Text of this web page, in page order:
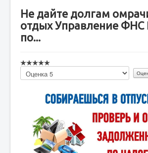
Не дайте долгам
отдых Управление ФНС
по...
Пожалуйста,
оцените